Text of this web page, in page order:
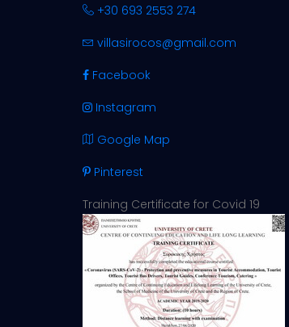
+30 693 2553 274
villasirocos@gmail.com
Facebook
Instagram
Google Map
Pinterest
Training Certificate for Covid 19